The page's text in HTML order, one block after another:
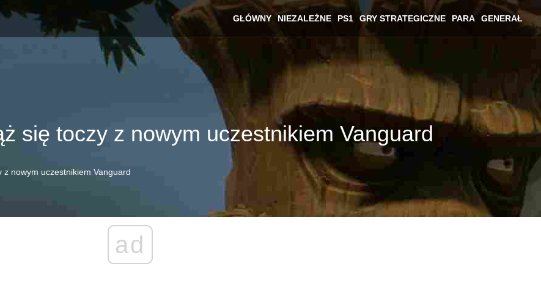
GŁÓWNY NIEZALEŻNE PS1 GRY STRATEGICZNE PARA GENERAŁ
się toczy z nowym uczestnikiem Vanguard
nowym uczestnikiem Vanguard
ad